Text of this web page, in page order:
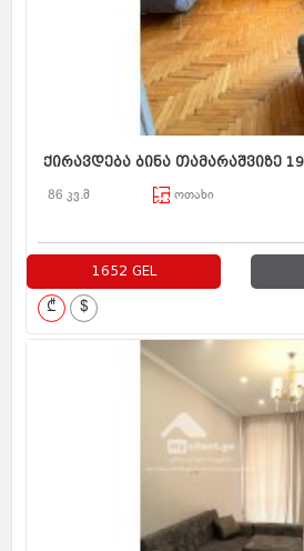
ქირავდება ბინა თამარაშვიზე
86 კვ.მ ოთახი
1652 GEL
₾ $